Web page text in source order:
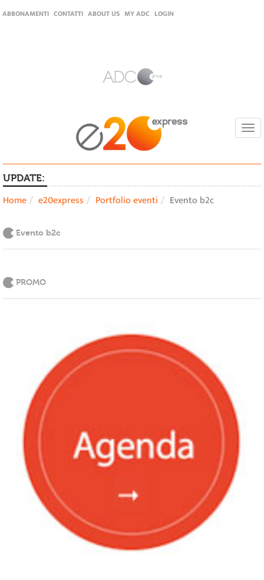
ABBONAMENTI CONTATTI ABOUT US MY ADC LOGIN
UPDATE:
Home e20express Portfolio eventi Evento b2c
Evento b2c
PROMO